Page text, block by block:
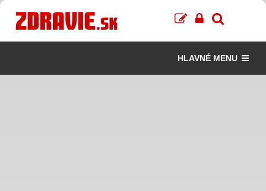
HLAVNÉ MENU